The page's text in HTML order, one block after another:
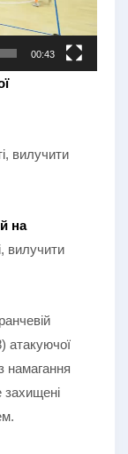
00:43
вилучити
на
вилучити
атакуючої
намагання
захищені